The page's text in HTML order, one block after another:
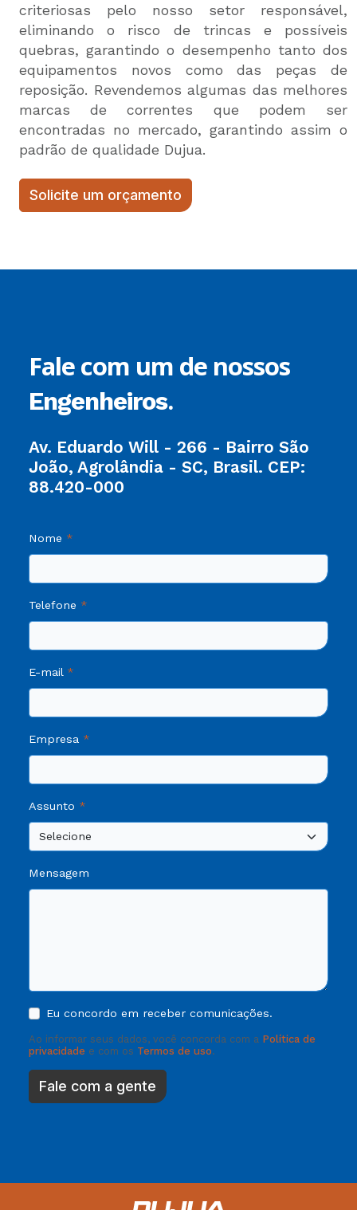
criteriosas pelo nosso setor responsável,
eliminando o risco de trincas e possíveis
quebras, garantindo o desempenho tanto dos
equipamentos novos como das peças de
reposição. Revendemos algumas das melhores
marcas de correntes que podem ser
encontradas no mercado, garantindo assim o
padrão de qualidade Dujua.
Solicite um orçamento
Fale com um de nossos
Engenheiros.
Av. Eduardo Will - 266 - Bairro São
João, Agrolândia - SC, Brasil. CEP:
88.420-000
Nome
Telefone
E-mail
Empresa
Assunto
Mensagem
Eu concordo em receber comunicações.
Ao informar seus dados, você concorda com a Política de
privacidade e com os Termos de uso.
Fale com a gente